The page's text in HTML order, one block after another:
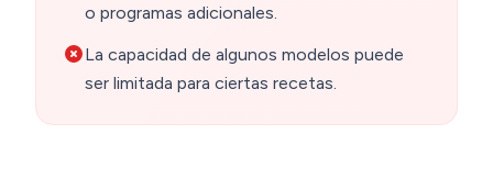
o programas adicionales.
La capacidad de algunos modelos puede
ser limitada para ciertas recetas.